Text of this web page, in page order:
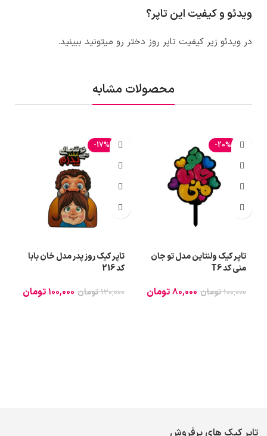
ویدئو و کیفیت این تاپر؟
در ویدئو زیر کیفیت تاپر روز دختر رو میتونید ببینید.
محصولات مشابه
-20%
تاپر کیک ولنتاین مدل تو جان
منی کد T6
100,000تومان 80,000تومان
-17%
تاپر کیک روز پدر مدل خان بابا
کد 216
120,000تومان 100,000تومان
تاپر کیک های پرفروش